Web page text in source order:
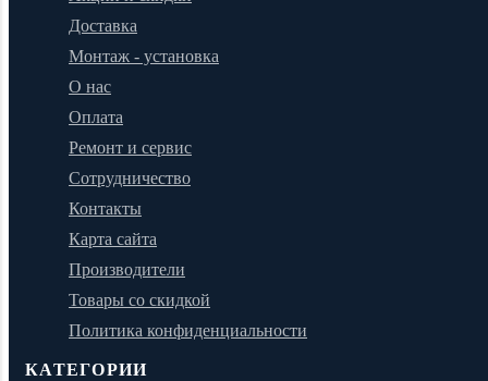
Доставка
Монтаж - установка
О нас
Оплата
Ремонт и сервис
Сотрудничество
Контакты
Карта сайта
Производители
Товары со скидкой
Политика конфиденциальности
КАТЕГОРИИ